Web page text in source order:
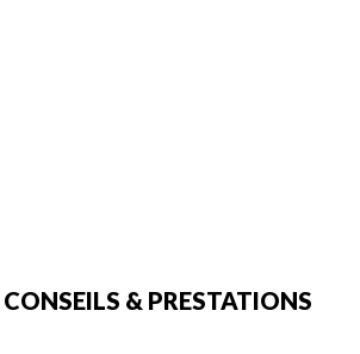
CONSEILS & PRESTATIONS